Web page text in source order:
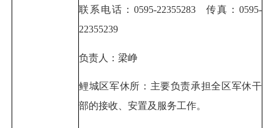
联系电话：0595-22355283 传真：0595-
22355239
负责人：梁峥
鲤城区军休所：主要负责承担全区军休干
部的接收、安置及服务工作。